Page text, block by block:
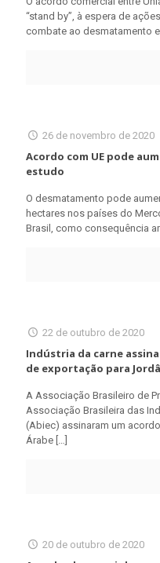
“stand by”, à espera de
combate ao desmatamento
26 de novembro de 2020
Acordo com UE pode
estudo
O desmatamento pode
hectares nos países do
Brasil, como consequência
22 de outubro de 2020
Indústria da carne
de exportação para
A Associação Brasileiro de
Associação Brasileira das
(Abiec) assinaram um
Árabe […]
20 de outubro de 2020